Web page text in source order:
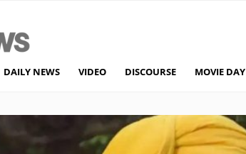
DAILY NEWS VIDEO DISCOURSE MOVIE DAY